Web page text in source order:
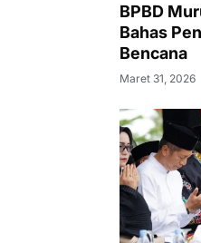
BPBD
Bahas
Bencana
Maret 31, 2026